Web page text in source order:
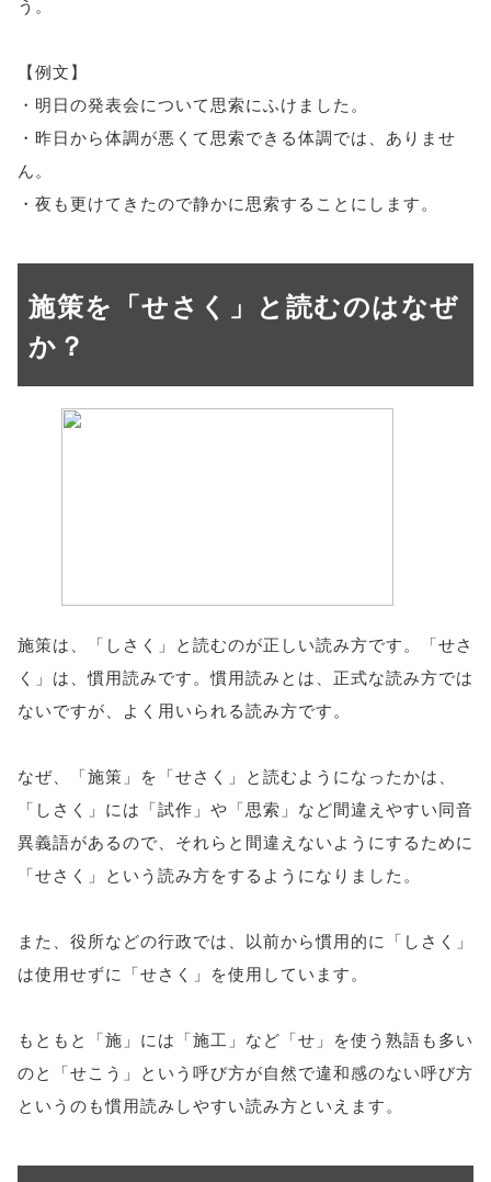
う。
【例文】
・明日の発表会について思索にふけました。
・昨日から体調が悪くて思索できる体調では、ありませ
ん。
・夜も更けてきたので静かに思索することにします。
施策を「せさく」と読むのはなぜ
か？
施策は、「しさく」と読むのが正しい読み方です。「せさ
く」は、慣用読みです。慣用読みとは、正式な読み方では
ないですが、よく用いられる読み方です。
なぜ、「施策」を「せさく」と読むようになったかは、
「しさく」には「試作」や「思索」など間違えやすい同音
異義語があるので、それらと間違えないようにするために
「せさく」という読み方をするようになりました。
また、役所などの行政では、以前から慣用的に「しさく」
は使用せずに「せさく」を使用しています。
もともと「施」には「施工」など「せ」を使う熟語も多い
のと「せこう」という呼び方が自然で違和感のない呼び方
というのも慣用読みしやすい読み方といえます。